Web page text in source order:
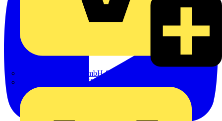
Hillmann & Ploog GmbH & Co. KG
Oskar Böttcher GmbH & Co. KG